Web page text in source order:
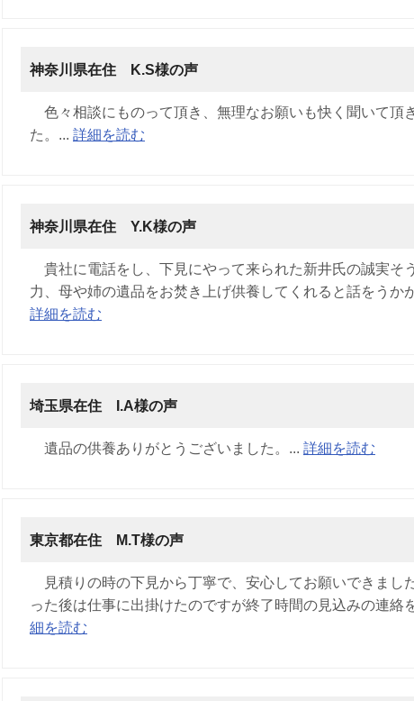
神奈川県在住 K.S様の声
色々相談にものって頂き、無理なお願いも快く聞いて頂
た。... 詳細を読む
神奈川県在住 Y.K様の声
貴社に電話をし、下見にやって来られた新井氏の誠実そ
力、母や姉の遺品をお焚き上げ供養してくれると話をうか
詳細を読む
埼玉県在住 I.A様の声
遺品の供養ありがとうございました。... 詳細を読む
東京都在住 M.T様の声
見積りの時の下見から丁寧で、安心してお願いできまし
った後は仕事に出掛けたのですが終了時間の見込みの連絡
細を読む
作業日誌